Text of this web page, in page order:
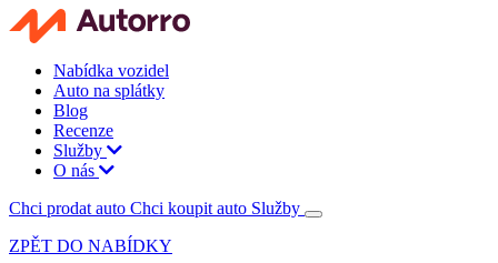
Nabídka vozidel
Auto na splátky
Blog
Recenze
Služby
O nás
Chci prodat auto Chci koupit auto Služby
ZPĚT DO NABÍDKY